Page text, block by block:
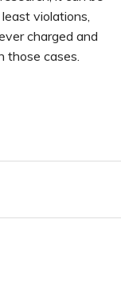
violations,
charged and
those cases.